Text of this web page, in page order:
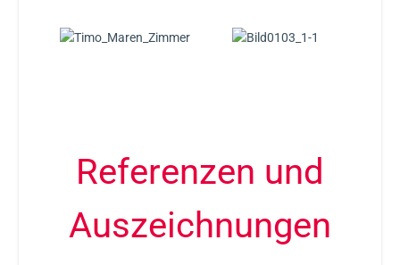
Referenzen und
Auszeichnungen